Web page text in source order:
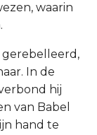
waarin
gerebelleerd,
In de
hij
van Babel
hand te